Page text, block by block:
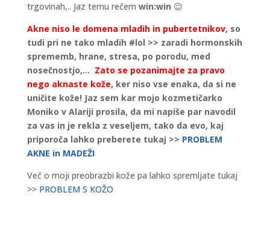
trgovinah,.. Jaz temu rečem win:win 😉
Akne niso le domena mladih in pubertetnikov, so
tudi pri ne tako mladih #lol >> zaradi hormonskih
sprememb, hrane, stresa, po porodu, med
nosečnostjo,… Zato se pozanimajte za pravo
nego aknaste kože, ker niso vse enaka, da si ne
uničite kože! Jaz sem kar mojo kozmetičarko
Moniko v Alariji prosila, da mi napiše par navodil
za vas in je rekla z veseljem, tako da evo, kaj
priporoča lahko preberete tukaj >> PROBLEM
AKNE in MADEŽI
Več o moji preobrazbi kože pa lahko spremljate tukaj
>> PROBLEM S KOŽO